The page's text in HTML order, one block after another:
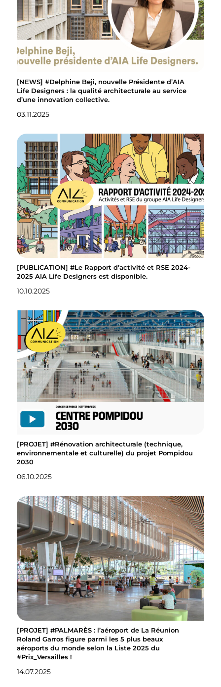
[NEWS] #Delphine Beji, nouvelle Présidente d’AIA
Life Designers : la qualité architecturale au service
d’une innovation collective.
03.11.2025
[PUBLICATION] #Le Rapport d’activité et RSE 2024-
2025 AIA Life Designers est disponible.
10.10.2025
[PROJET] #Rénovation architecturale (technique,
environnementale et culturelle) du projet Pompidou
2030
06.10.2025
[PROJET] #PALMARÈS : l’aéroport de La Réunion
Roland Garros figure parmi les 5 plus beaux
aéroports du monde selon la Liste 2025 du
#Prix_Versailles !
14.07.2025